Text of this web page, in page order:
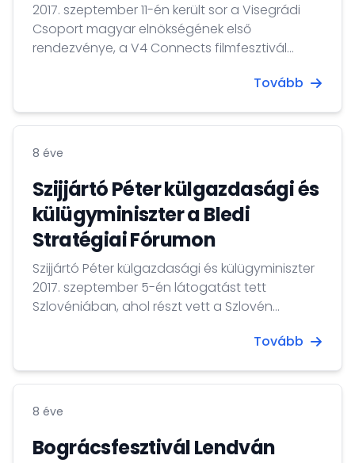
2017. szeptember 11-én került sor a Visegrádi
Csoport magyar elnökségének első
rendezvénye, a V4 Connects filmfesztivál
Tovább
8 éve
Szijjártó Péter külgazdasági és
külügyminiszter a Bledi
Stratégiai Fórumon
Szijjártó Péter külgazdasági és külügyminiszter
2017. szeptember 5-én látogatást tett
Szlovéniában, ahol részt vett a Szlovén
Tovább
8 éve
Bográcsfesztivál Lendván